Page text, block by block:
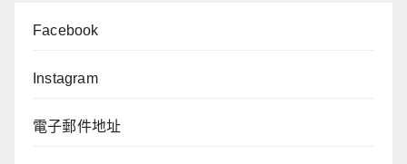
Facebook
Instagram
電子郵件地址